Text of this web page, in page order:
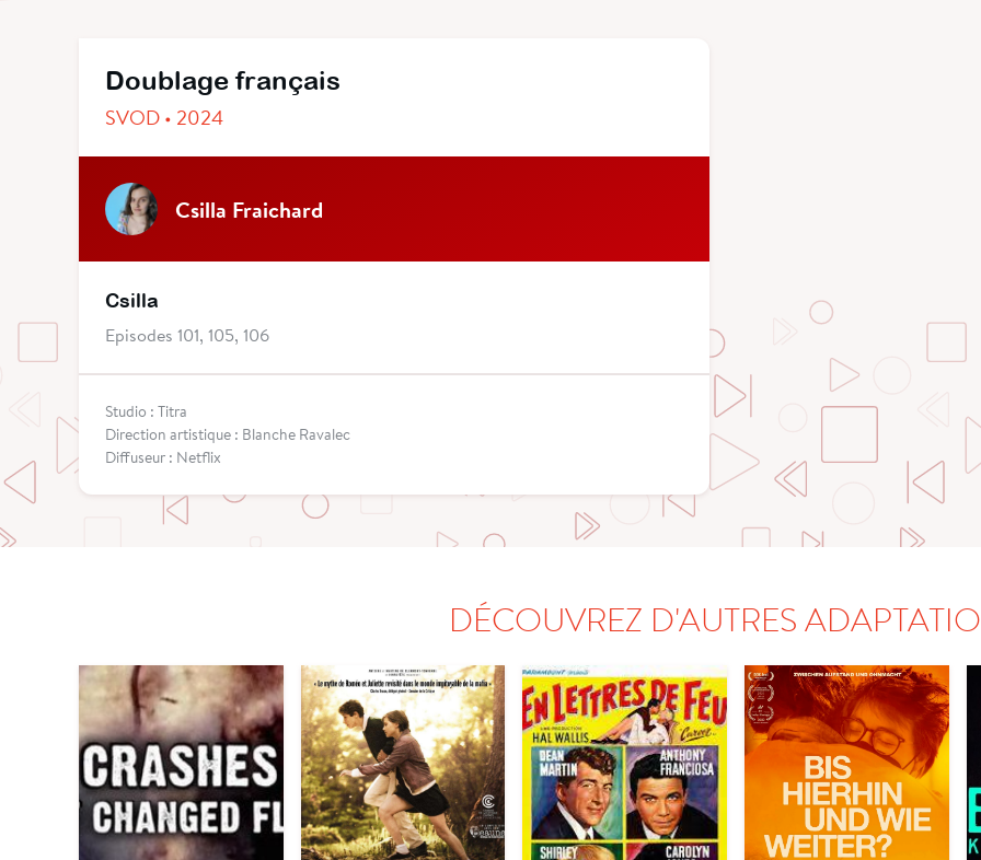
Doublage français
SVOD • 2024
Csilla Fraichard
Csilla
Episodes 101, 105, 106
Studio : Titra
Direction artistique : Blanche Ravalec
Diffuseur : Netflix
DÉCOUVREZ D'AUTRES